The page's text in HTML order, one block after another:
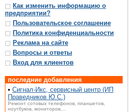
Как изменить информацию о
предприятии?
Пользовательское соглашение
Политика конфиденциальности
Реклама на сайте
Вопросы и ответы
Вход для клиентов
последние добавления
• Сигнал-Икс, сервисный центр (ИП
Праведников Ю.С.)
Ремонт сотовых телефонов, планшетов,
ноутбуков, мониторов,...